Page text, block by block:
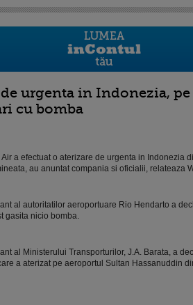
urgenta in Indonezia,
cu bomba
a efectuat o aterizare de urgenta in Indonezia
au anuntat compania si oficialii, relateaza
al autoritatilor aeroportuare Rio Hendarto a
gasita nicio bomba.
al Ministerului Transporturilor, J.A. Barata, a
a aterizat pe aeroportul Sultan Hassanuddin